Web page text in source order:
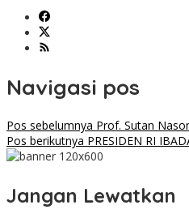
Navigasi pos
Pos sebelumnya Prof. Sutan
Pos berikutnya PRESIDEN RI
Jangan Lewatkan